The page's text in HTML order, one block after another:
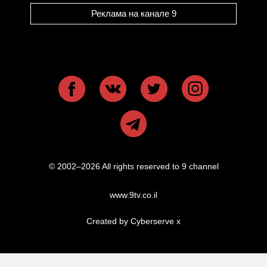
Реклама на канале 9
© 2002–2026 All rights reserved to 9 channel
www.9tv.co.il
Created by Cyberserve x